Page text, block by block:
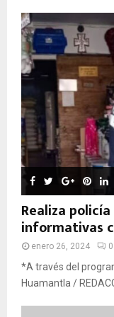
Realiza
informativas
enero 26, 2024 0
*A través del
Huamantla /